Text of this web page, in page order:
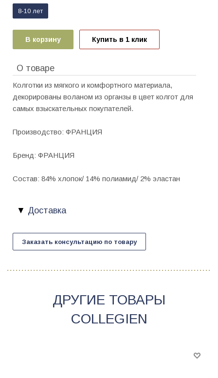
8-10 лет
В корзину Купить в 1 клик
О товаре
Колготки из мягкого и комфортного материала,
декорированы воланом из органзы в цвет колгот для
самых взыскательных покупателей.
Производство: ФРАНЦИЯ
Бренд: ФРАНЦИЯ
Состав: 84% хлопок/ 14% полиамид/ 2% эластан
Доставка
Заказать консультацию по товару
ДРУГИЕ ТОВАРЫ
COLLEGIEN